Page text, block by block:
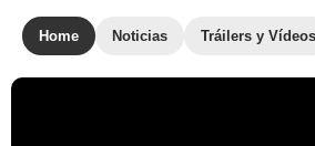
Home Noticias Tráilers y Vídeos